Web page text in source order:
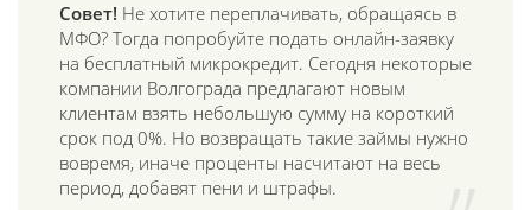
Совет! Не хотите переплачивать, обращаясь в
МФО? Тогда попробуйте подать онлайн-заявку
на бесплатный микрокредит. Сегодня некоторые
компании Волгограда предлагают новым
клиентам взять небольшую сумму на короткий
срок под 0%. Но возвращать такие займы нужно
вовремя, иначе проценты насчитают на весь
период, добавят пени и штрафы.